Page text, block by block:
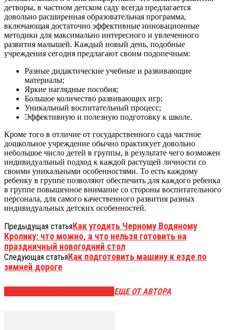
детворы, в частном детском саду всегда предлагается
довольно расширенная образовательная программа,
включающая достаточно эффективные инновационные
методики для максимально интересного и увлеченного
развития малышей. Каждый новый день, подобные
учреждения сегодня предлагают своим подопечным:
Разные дидактические учебные и развивающие
материалы;
Яркие наглядные пособия;
Большое количество развивающих игр;
Уникальный воспитательный процесс;
Эффективную и полезную подготовку к школе.
Кроме того в отличие от государственного сада частное
дошкольное учреждение обычно практикует довольно
небольшое число детей в группы, в результате чего возможен
индивидуальный подход к каждой растущей личности со
своими уникальными особенностями. То есть каждому
ребенку в группе позволяют обеспечить для каждого ребенка
в группе повышенное внимание со стороны воспитательного
персонала, для самого качественного развития разных
индивидуальных детских особенностей.
Предыдущая статьяКак угодить Черному Водяному
Кролику: что можно, а что нельзя готовить на
праздничный новогодний стол
Следующая статьяКак подготовить машину к езде по
зимней дороге
ЕЩЕ ОТ АВТОРА